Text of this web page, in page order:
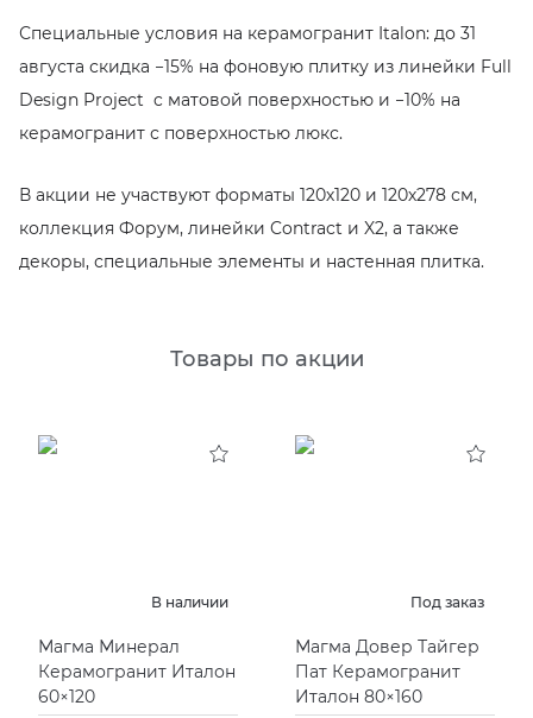
EMIL CERAMICA
EQUIPE
FIANDRE
GRESPANIA
IRIS
PAMESA
PERONDA
ITALON
KERAMA MARAZZI
LA FABBRICA AVA
L’ANTIC COLONIAL
REX XXL
XXL Pamesa
VIDREPUR
ШКАФЫ И ПЕНАЛЫ
ДУШЕВЫЕ ОГРАЖДЕНИЯ
ИНСТАЛЛЯЦИИ И КЛАВИШИ СМЫВА
ОБОГРЕВАТЕЛИ
ПЛАСТИНЫ ИЗ ИСКУССТВЕННОГО КАМНЯ
ПОДДОНЫ
САУНЫ
УНИТАЗЫ И ПИCCУАРЫ
ПРОФИЛИ И ПЛИНТУСЫ
РЕМОНТНЫЕ СОСТАВЫ ДЛЯ БЕТОНА
СИСТЕМА ВЫРАВНИВАНИЯ
Специальные условия на керамогранит Italon: до 31
августа скидка −15% на фоновую плитку из линейки Full
Design Project c матовой поверхностью и −10% на
керамогранит с поверхностью люкс.
В акции не участвуют форматы 120х120 и 120х278 см,
коллекция Форум, линейки Contract и X2, а также
декоры, специальные элементы и настенная плитка.
Товары по акции
В наличии
Магма Минерал
Керамогранит Италон
60×120
Под заказ
Магма Довер Тайгер
Пат Керамогранит
Италон 80×160